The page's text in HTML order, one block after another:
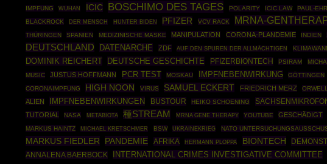
IMPFUNG
WUHAN ICIC BOSCHIMO DES TAGES POLARITY ICIC.LAW PAUL-
BLACKROCK DER MENSCH HUNTER BIDEN PFIZER VCV RACK MRNA-
THÜRINGEN
SPANIEN MEDIZINISCHE MASKE MANIPULATION CORONA-PLANDEMIE INDIEN
DEUTSCHLAND DATENARCHE ZDF AUF DEN SPUREN DER ALLMÄCHTIGEN
DOMINIK REICHERT DEUTSCHE GESCHICHTE PFIZERBIONTECH PSIRAM
MUSIC JUSTUS HOFFMANN PCR TEST MOSKAU IMPFNEBENWIRKUNG GÖTTINGEN
CORONAIMPFUNG
HIGH NOON VIRUS SAMUEL ECKERT FRIEDRICH MERZ ORWELL
ALIEN IMPFNEBENWIRKUNGEN BUSTOUR HEIKO SCHOENING
TUTORIAL
NASA METABIOTA 種STREAM MRNA GENE THERAPY YOUTUBE GESCHÄDIGT
MARKUS HAINTZ
MICHAEL KRETSCHMER BSW UKRAINEKRIEG NATO
MARKUS FIEDLER PANDEMIE AFRIKA HERMANN PLOPPA BIONTECH
ANNALENA BAERBOCK INTERNATIONAL CRIMES INVESTIGATIVE COMMITTEE